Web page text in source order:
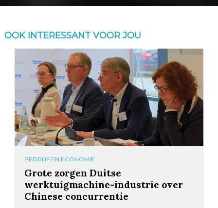
OOK INTERESSANT VOOR JOU
BEDRIJF EN ECONOMIE
Grote zorgen Duitse
werktuigmachine-industrie over
Chinese concurrentie